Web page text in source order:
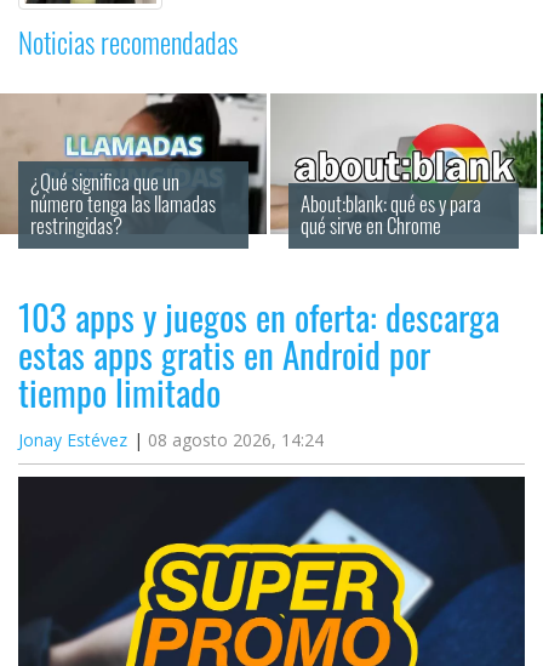
Noticias recomendadas
¿Qué significa que un
número tenga las llamadas
restringidas?
About:blank: qué es y para
qué sirve en Chrome
103 apps y juegos en oferta: descarga
estas apps gratis en Android por
tiempo limitado
Jonay Estévez 08 agosto 2026, 14:24